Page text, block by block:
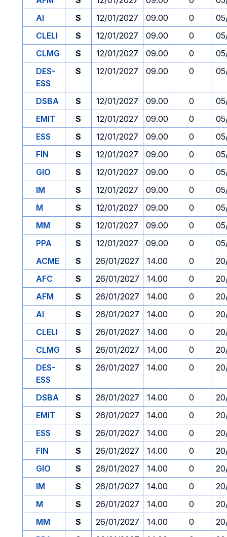
AI
S 12/01/2027 09.00 0
CLELI
S 12/01/2027 09.00 0
CLMG
S 12/01/2027 09.00 0
DES-
ESS
S 12/01/2027 09.00 0
DSBA S 12/01/2027 09.00 0
EMIT
S 12/01/2027 09.00 0
ESS
S 12/01/2027 09.00 0
FIN
S 12/01/2027 09.00 0
GIO
S 12/01/2027 09.00 0
IM
S 12/01/2027 09.00 0
M
S 12/01/2027 09.00 0
MM
S 12/01/2027 09.00 0
PPA
S 12/01/2027 09.00 0
ACME
S 26/01/2027 14.00 0
AFC
S 26/01/2027 14.00 0
AFM
S 26/01/2027 14.00 0
AI
S 26/01/2027 14.00 0
CLELI
S 26/01/2027 14.00 0
CLMG
S 26/01/2027 14.00 0
DES-
ESS
S 26/01/2027 14.00 0
DSBA S 26/01/2027 14.00 0
EMIT
S 26/01/2027 14.00 0
ESS
S 26/01/2027 14.00 0
FIN
S 26/01/2027 14.00 0
GIO
S 26/01/2027 14.00 0
IM
S 26/01/2027 14.00 0
M
S 26/01/2027 14.00 0
MM
S 26/01/2027 14.00 0